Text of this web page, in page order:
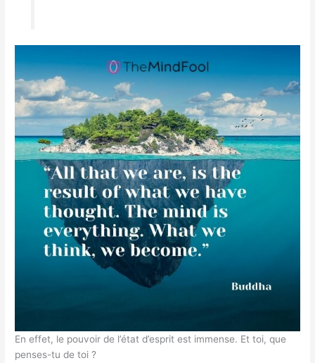
En effet, le pouvoir de l’état d’esprit est immense. Et toi, que
penses-tu de toi ?